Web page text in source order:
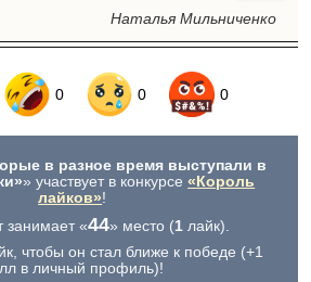
Наталья Мильниченко
0 0 0
в разное время выступали в
» участвует в конкурсе«Король
лайков»!
занимает «44» место (1лайк).
чтобы он стал ближе к победе (+1
в личный профиль)!